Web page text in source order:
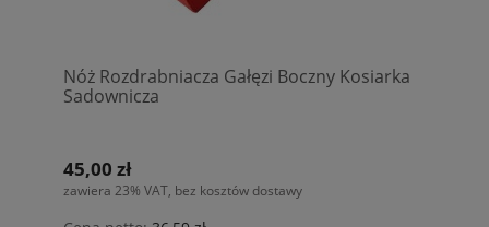
Nóż Rozdrabniacza Gałęzi Boczny Kosiarka
Sadownicza
45,00 zł
zawiera 23% VAT, bez kosztów dostawy